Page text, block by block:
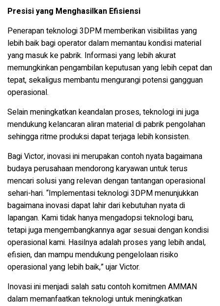
Presisi yang Menghasilkan Efisiensi
Penerapan teknologi 3DPM memberikan visibilitas yang
lebih baik bagi operator dalam memantau kondisi material
yang masuk ke pabrik. Informasi yang lebih akurat
memungkinkan pengambilan keputusan yang lebih cepat dan
tepat, sekaligus membantu mengurangi potensi gangguan
operasional.
Selain meningkatkan keandalan proses, teknologi ini juga
mendukung kelancaran aliran material di pabrik pengolahan
sehingga ritme produksi dapat terjaga lebih konsisten.
Bagi Victor, inovasi ini merupakan contoh nyata bagaimana
budaya perusahaan mendorong karyawan untuk terus
mencari solusi yang relevan dengan tantangan operasional
sehari-hari. “Implementasi teknologi 3DPM menunjukkan
bagaimana inovasi dapat lahir dari kebutuhan nyata di
lapangan. Kami tidak hanya mengadopsi teknologi baru,
tetapi juga mengembangkannya agar sesuai dengan kondisi
operasional kami. Hasilnya adalah proses yang lebih andal,
efisien, dan mampu mendukung pengelolaan risiko
operasional yang lebih baik,” ujar Victor.
Inovasi ini menjadi salah satu contoh komitmen AMMAN
dalam memanfaatkan teknologi untuk meningkatkan